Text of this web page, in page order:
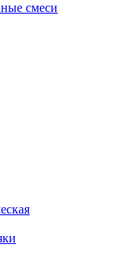
смеси